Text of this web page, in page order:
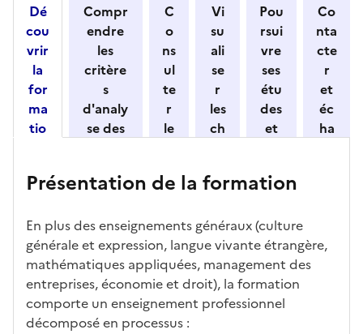
Dé
cou
vrir
la
for
ma
tio
ses
act
éris
tiq
ues
Compr
endre
les
critère
s
d'analy
se des
par
ssemen
t
C
o
ns
ul
te
r
le
o
ali
té
s
d
e
c
Vi
su
ali
se
r
les
ch
s
ac
cè
s à
la
fo
Pou
rsui
vre
ses
étu
des
et
re
dé
bo
uch
és
Co
nta
cte
r
et
éc
ha
abl
Présentation de la formation
En plus des enseignements généraux (culture
générale et expression, langue vivante étrangère,
mathématiques appliquées, management des
entreprises, économie et droit), la formation
comporte un enseignement professionnel
décomposé en processus :